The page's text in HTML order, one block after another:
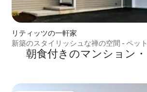
リティッツの一軒家
新築のスタイリッシュな禅の空間 - ペッ
朝食付きのマンション